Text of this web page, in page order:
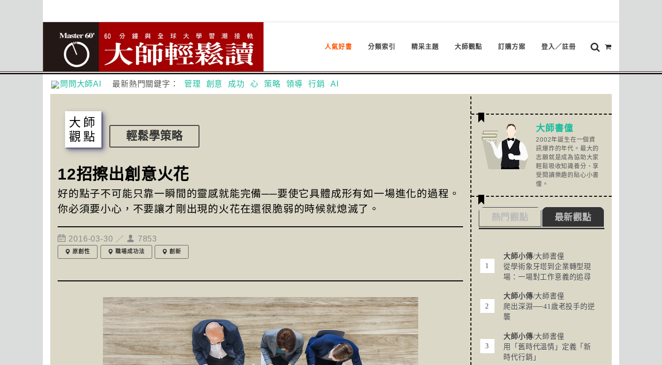
人氣好書 分類索引 精采主題 大師觀點 訂購方案 登入／註冊
問問大師AI 最新熱門關鍵字： 管理 創意 成功 心 策略 領導 行銷 AI
大師
觀點
輕鬆學策略
12招擦出創意火花
好的點子不可能只靠一瞬間的靈感就能完備──要使它具體成形有如一場進化的過程。
你必須要小心，不要讓才剛出現的火花在還很脆弱的時候就熄滅了。
2016-03-30 ／ 7853
原創性 職場成功法 創新
大師書僮
2002年誕生在一個資
訊爆炸的年代。最大的
志願就是成為協助大家
輕鬆吸收知識養分、享
受閱讀樂趣的貼心小書
僮。
最新觀點
熱門觀點
大師小傳/大師書僮
從學術象牙塔到企業轉型現
場：一場對工作意義的追尋
大師小傳/大師書僮
爬出深淵──41歲老投手的逆
襲
大師小傳/大師書僮
用「舊時代溫情」定義「新
時代行銷」